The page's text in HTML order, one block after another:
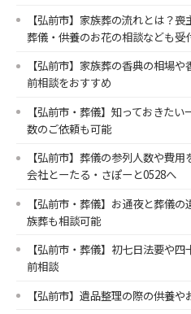
【弘前市】家族葬の流れとは？
葬儀・供養のお花の相談なども受
【弘前市】家族葬の香典の相場
前相談をおすすめ
【弘前市・葬儀】知っておきた
数のご依頼も可能
【弘前市】葬儀の参列人数や費
会社とーたる・さぽーと0528へ
【弘前市・葬儀】お通夜と葬儀
族葬も相談可能
【弘前市・葬儀】初七日法要や
前相談
【弘前市】遺品整理の際の供養